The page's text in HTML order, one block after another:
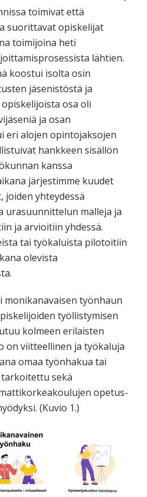
toimivat että
suorittavat opiskelijat
toimijoina heti
lähtien.
koostui isolta osin
jäsenistöstä ja
osa oli
ja osan
eri alojen opintojaksojen
hankkeen sisällön
kanssa
järjestimme kuudet
joiden yhteydessä
urasuunnittelun malleja ja
ja arvioitiin yhdessä.
tai työkaluista pilotoitiin
olevista
työnhaun
työllistymisen
kolmeen erilaisten
on viitteellinen ja työkaluja
omaa työnhakua tai
sekä
opetus-
(Kuvio 1.)